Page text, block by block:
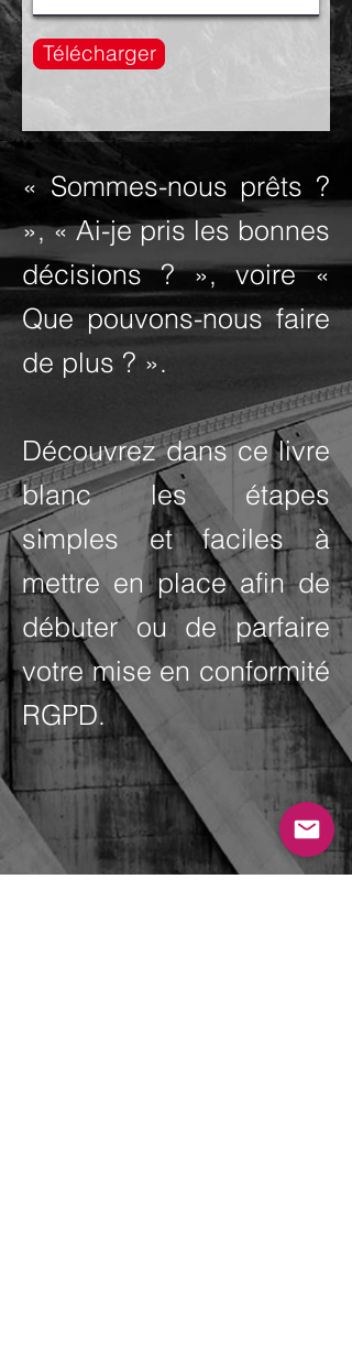
Télécharger
« Sommes-nous prêts ?
», « Ai-je pris les bonnes
décisions ? », voire «
Que pouvons-nous faire
de plus ? ».
Découvrez dans ce livre
blanc les étapes
simples et faciles à
mettre en place afin de
débuter ou de parfaire
votre mise en conformité
RGPD.